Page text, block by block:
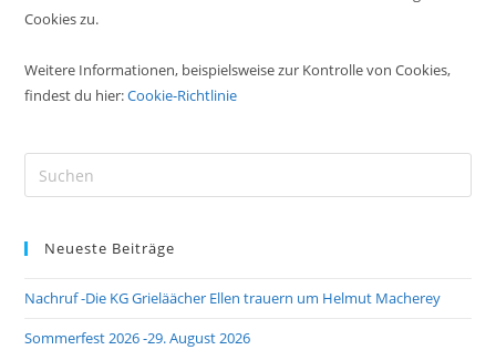
Cookies zu.
Weitere Informationen, beispielsweise zur Kontrolle von Cookies,
findest du hier:Cookie-Richtlinie
Neueste Beiträge
Nachruf -Die KG Grieläächer Ellen trauern um Helmut Macherey
Sommerfest 2026 -29. August 2026